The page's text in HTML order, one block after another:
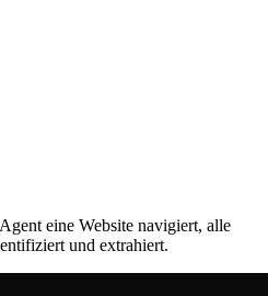
eine Website navigiert, alle
und extrahiert.